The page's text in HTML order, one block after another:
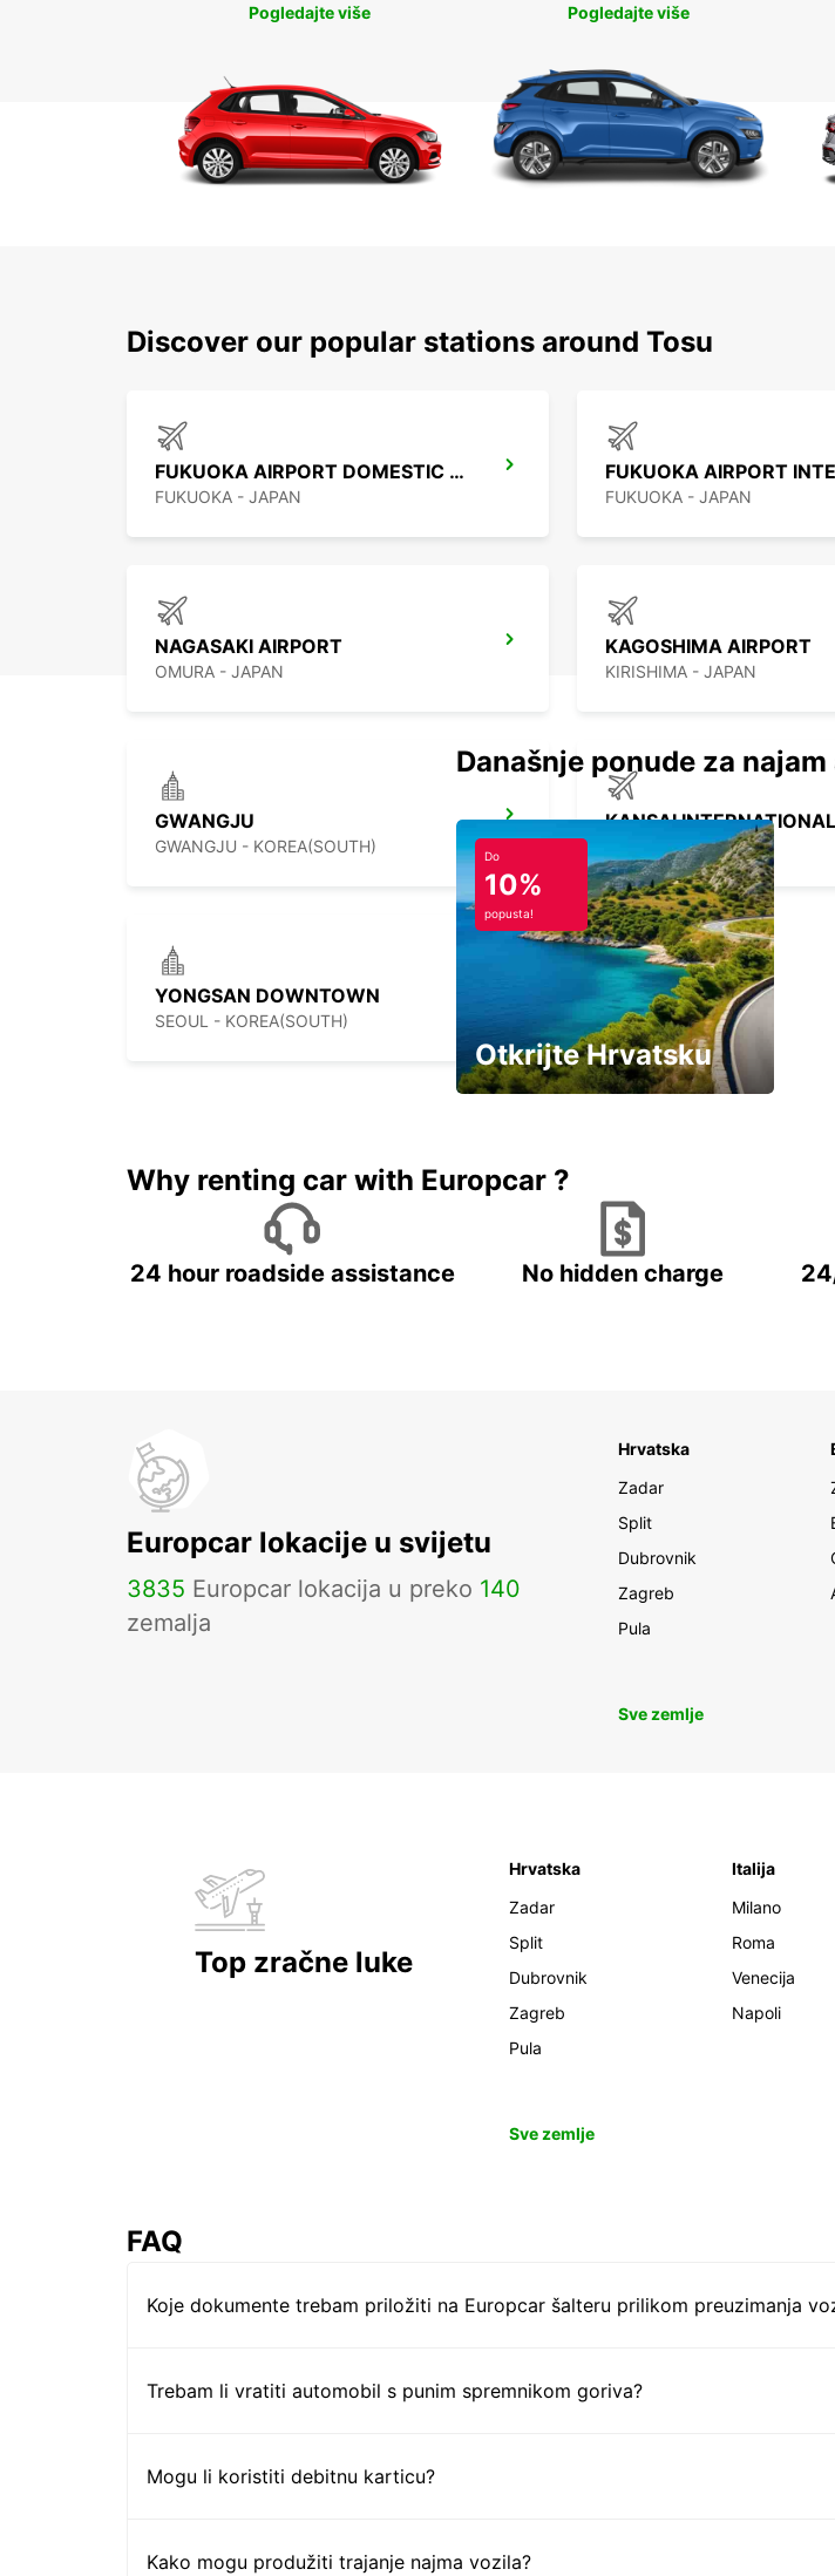
Pogledajte više
Pogledajte više
Discover our popular stations around Tosu
FUKUOKA AIRPORT DOMESTIC TERMINAL
FUKUOKA - JAPAN FUKUOKA - JAPAN
NAGASAKI AIRPORT
OMURA - JAPAN
KAGOSHIMA AIRPORT
KIRISHIMA - JAPAN
GWANGJU
GWANGJU - KOREA(SOUTH) IZUMISANO - JAPAN
YONGSAN DOWNTOWN
SEOUL - KOREA(SOUTH)
Današnje ponude za
Do
10%
popusta!
Otkrijte Hrvatsku
Why renting car with Europcar ?
24 hour roadside assistance No hidden charge
Europcar lokacije u svijetu
3835 Europcar lokacija u preko 140
zemalja
Hrvatska
Zadar
Split
Dubrovnik
Zagreb
Pula
Sve zemlje
Top zračne luke
Hrvatska
Zadar
Split
Dubrovnik
Zagreb
Pula
Italija
Milano
Roma
Venecija
Napoli
Sve zemlje
FAQ
Koje dokumente trebam priložiti na Europcar šalteru prilikom preuzimanja
Trebam li vratiti automobil s punim spremnikom goriva?
Mogu li koristiti debitnu karticu?
Kako mogu produžiti trajanje najma vozila?